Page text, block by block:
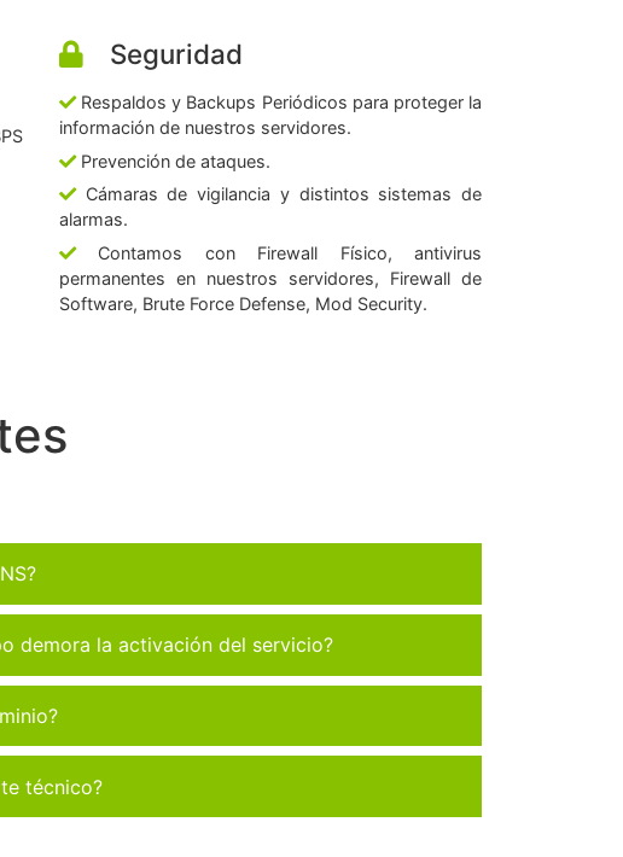
Seguridad
Respaldos y Backups Periódicos para proteger la
información de nuestros servidores.
Prevención de ataques.
Cámaras de vigilancia y distintos sistemas de
alarmas.
Contamos con Firewall Físico, antivirus
permanentes en nuestros servidores, Firewall de
Software, Brute Force Defense, Mod Security.
demora la activación del servicio?
técnico?